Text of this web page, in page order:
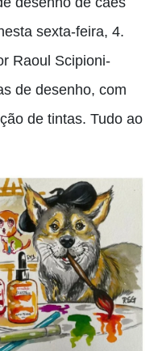
sexta-feira, 4.
Raoul Scipioni-
de desenho, com
de tintas. Tudo ao